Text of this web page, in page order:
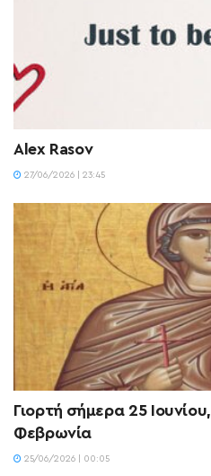
Alex Rasov
27/06/2026 | 23:45
Γιορτή σήμερα 25
Φεβρωνία
25/06/2026 | 00:05